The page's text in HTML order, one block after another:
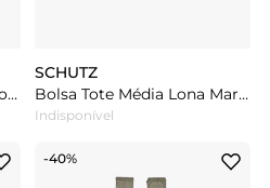
Bolsa Prateada Schutz Shoulder Flame
SCHUTZ
Bolsa Tote Média Lona Marrom
Indisponível
-40%